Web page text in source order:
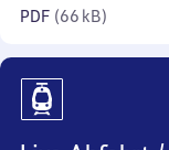
PDF (66 kB)